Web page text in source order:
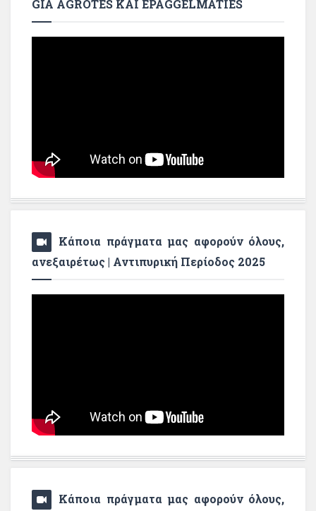
GIA AGROTES KAI EPAGGELMATIES
Κάποια πράγματα μας αφορούν όλους,
ανεξαιρέτως | Αντιπυρική Περίοδος 2025
Κάποια πράγματα μας αφορούν όλους,